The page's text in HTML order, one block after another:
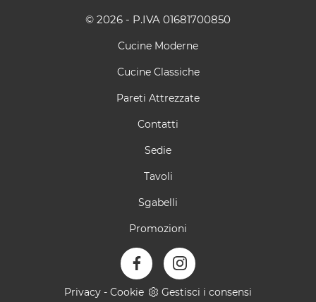
© 2026 - P.IVA 01681700850
Cucine Moderne
Cucine Classiche
Pareti Attrezzate
Contatti
Sedie
Tavoli
Sgabelli
Promozioni
Privacy - Cookie Gestisci i consensi